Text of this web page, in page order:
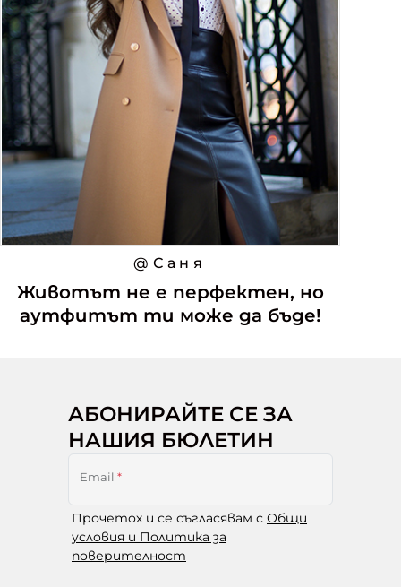
@Саня
Животът не е перфектен, но
аутфитът ти може да бъде!
АБОНИРАЙТЕ СЕ ЗА
НАШИЯ БЮЛЕТИН
Email *
Прочетох и се съгласявам с Общи
условия и Политика за
поверителност